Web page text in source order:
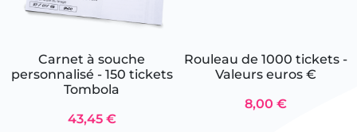
Carnet à souche
personnalisé - 150 tickets
Tombola
43,45 €
Rouleau de 1000 tickets -
Valeurs euros €
8,00 €